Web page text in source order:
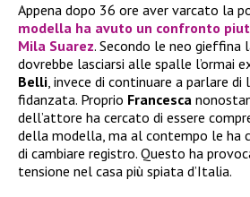
Appena dopo 36 ore aver varcato la
modella ha avuto un confronto
Mila Suarez. Secondo le neo gieffina
dovrebbe lasciarsi alle spalle l’ormai
Belli, invece di continuare a parlare
fidanzata. Proprio Francesca
dell’attore ha cercato di essere
della modella, ma al contempo le ha
di cambiare registro. Questo ha
tensione nel casa più spiata d’Italia.